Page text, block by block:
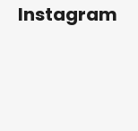
Instagram